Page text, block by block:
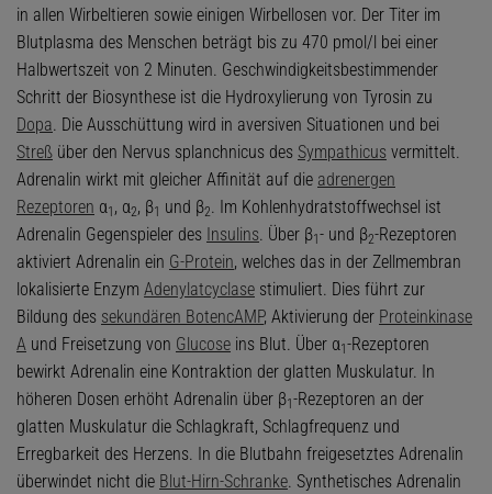
in allen Wirbeltieren sowie einigen Wirbellosen vor. Der Titer im
Blutplasma des Menschen beträgt bis zu 470 pmol/l bei einer
Halbwertszeit von 2 Minuten. Geschwindigkeitsbestimmender
Schritt der Biosynthese ist die Hydroxylierung von Tyrosin zu
Dopa. Die Ausschüttung wird in aversiven Situationen und bei
Streß über den Nervus splanchnicus des Sympathicus vermittelt.
Adrenalin wirkt mit gleicher Affinität auf die adrenergen
Rezeptoren α1 , α2, β1 und β2. Im Kohlenhydratstoffwechsel ist
Adrenalin Gegenspieler des Insulins. Über β1 - und β2-Rezeptoren
aktiviert Adrenalin ein G-Protein, welches das in der Zellmembran
lokalisierte Enzym Adenylatcyclase stimuliert. Dies führt zur
Bildung des sekundären BotencAMP, Aktivierung der Proteinkinase
A und Freisetzung von Glucose ins Blut. Über α1 -Rezeptoren
bewirkt Adrenalin eine Kontraktion der glatten Muskulatur. In
höheren Dosen erhöht Adrenalin über β1 -Rezeptoren an der
glatten Muskulatur die Schlagkraft, Schlagfrequenz und
Erregbarkeit des Herzens. In die Blutbahn freigesetztes Adrenalin
überwindet nicht die Blut-Hirn-Schranke. Synthetisches Adrenalin